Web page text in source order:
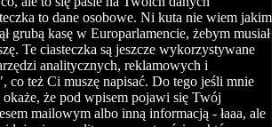
to dane osobowe. Ni kuta nie wiem jakim
grubą kasę w Europarlamencie, żebym musiał
Te ciasteczka są jeszcze wykorzystywane
analitycznych, reklamowych i
co też Ci muszę napisać. Do tego jeśli mnie
okaże, że pod wpisem pojawi się Twój
mailowym albo inną informacją - łaaa, ale